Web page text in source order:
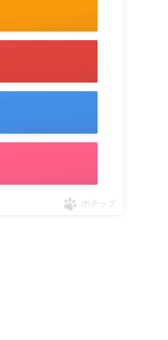
ポチップ